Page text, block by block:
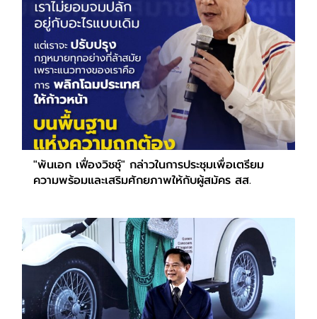
"พันเอก เฟื่องวิชชุ์" กล่าวในการประชุมเพื่อเตรียม
ความพร้อมและเสริมศักยภาพให้กับผู้สมัคร สส.